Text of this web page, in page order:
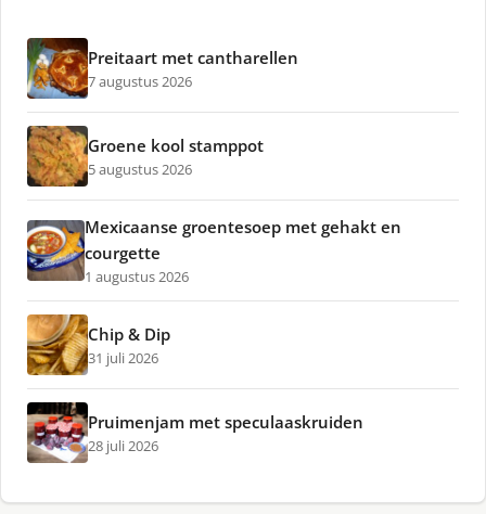
Preitaart met cantharellen
7 augustus 2026
Groene kool stamppot
5 augustus 2026
Mexicaanse groentesoep met gehakt en
courgette
1 augustus 2026
Chip & Dip
31 juli 2026
Pruimenjam met speculaaskruiden
28 juli 2026